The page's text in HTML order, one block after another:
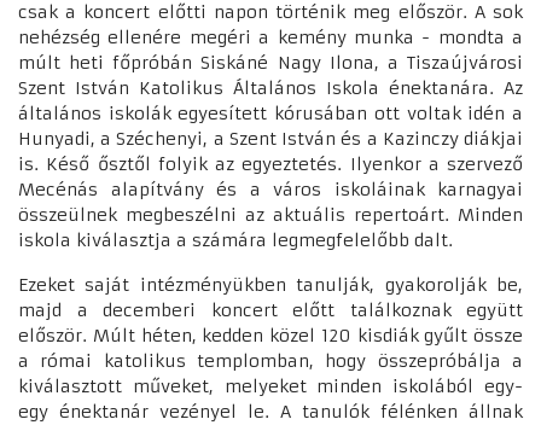
csak a koncert előtti napon történik meg először. A sok
nehézség ellenére megéri a kemény munka - mondta a
múlt heti főpróbán Siskáné Nagy Ilona, a Tiszaújvárosi
Szent István Katolikus Általános Iskola énektanára. Az
általános iskolák egyesített kórusában ott voltak idén a
Hunyadi, a Széchenyi, a Szent István és a Kazinczy diákjai
is. Késő ősztől folyik az egyeztetés. Ilyenkor a szervező
Mecénás alapítvány és a város iskoláinak karnagyai
összeülnek megbeszélni az aktuális repertoárt. Minden
iskola kiválasztja a számára legmegfelelőbb dalt.
Ezeket saját intézményükben tanulják, gyakorolják be,
majd a decemberi koncert előtt találkoznak együtt
először. Múlt héten, kedden közel 120 kisdiák gyűlt össze
a római katolikus templomban, hogy összepróbálja a
kiválasztott műveket, melyeket minden iskolából egy-
egy énektanár vezényel le. A tanulók félénken állnak